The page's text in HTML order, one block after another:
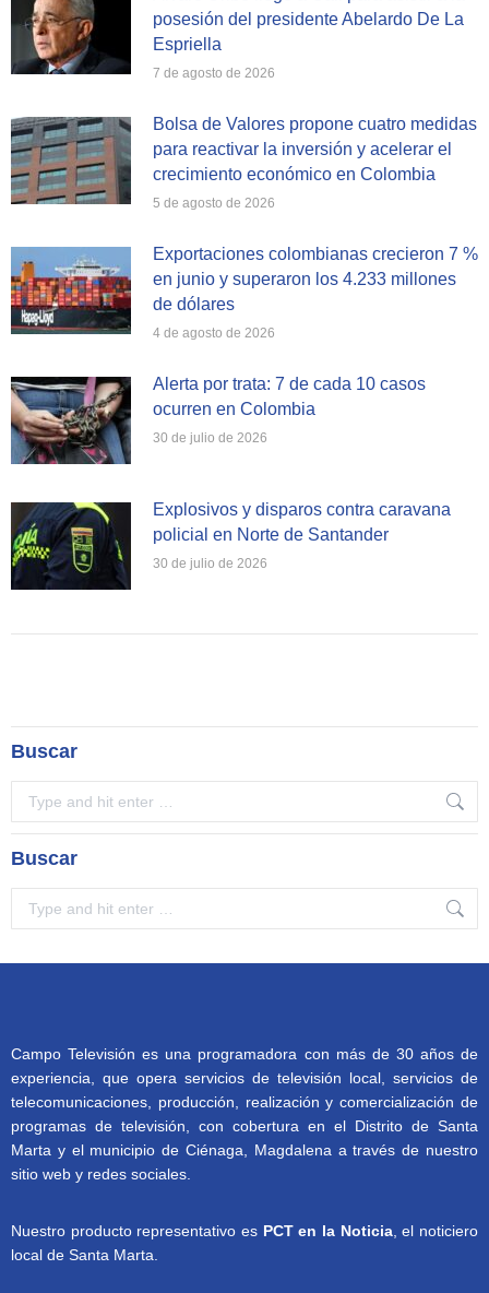
posesión del presidente Abelardo De La
Espriella
7 de agosto de 2026
Bolsa de Valores propone cuatro medidas
para reactivar la inversión y acelerar el
crecimiento económico en Colombia
5 de agosto de 2026
Exportaciones colombianas crecieron 7 %
en junio y superaron los 4.233 millones
de dólares
4 de agosto de 2026
Alerta por trata: 7 de cada 10 casos
ocurren en Colombia
30 de julio de 2026
Explosivos y disparos contra caravana
policial en Norte de Santander
30 de julio de 2026
Buscar
Buscar
Campo Televisión es una programadora con más de 30 años de
experiencia, que opera servicios de televisión local, servicios de
telecomunicaciones, producción, realización y comercialización de
programas de televisión, con cobertura en el Distrito de Santa
Marta y el municipio de Ciénaga, Magdalena a través de nuestro
sitio web y redes sociales.
Nuestro producto representativo es PCT en la Noticia, el noticiero
local de Santa Marta.